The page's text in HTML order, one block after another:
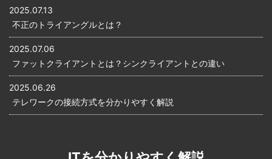
2025.07.13
不正のトライアングルとは？
2025.07.06
ファットクライアントとは？シンクライアントとの違い
2025.06.26
テレワークの接続方式を分かりやすく解説